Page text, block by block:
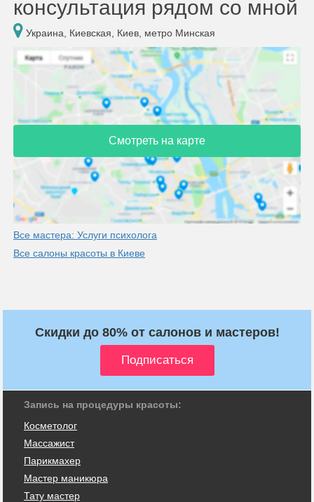
консультация рядом со мной
Украина, Киевская, Киев, метро Минская
Смотреть на карте
Все мастера: Услуги психолога
Все салоны красоты в Киеве
Скидки до 80% от салонов и мастеров!
Запись на процедуры красоты:
Косметолог
Массажист
Парикмахер
Мастер маникюра
Тату мастер